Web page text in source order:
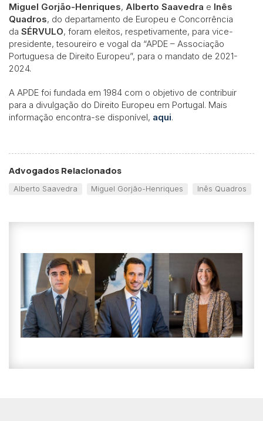
Miguel Gorjão-Henriques, Alberto Saavedra e Inês
Quadros, do departamento de Europeu e Concorrência
da SÉRVULO, foram eleitos, respetivamente, para vice-
presidente, tesoureiro e vogal da “APDE – Associação
Portuguesa de Direito Europeu”, para o mandato de 2021-
2024.
A APDE foi fundada em 1984 com o objetivo de contribuir
para a divulgação do Direito Europeu em Portugal. Mais
informação encontra-se disponível, aqui.
Advogados Relacionados
Alberto Saavedra Miguel Gorjão-Henriques Inês Quadros